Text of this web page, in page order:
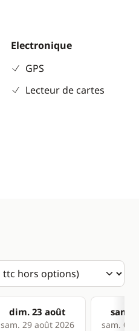
Electronique
GPS
Lecteur de cartes
dim. 23 août
sam. 29 août 2026
sam.
sam. 05